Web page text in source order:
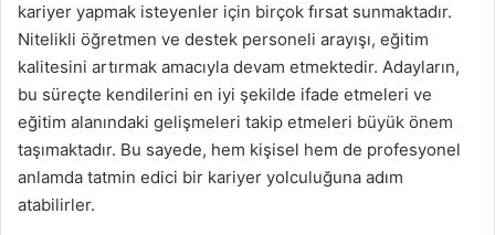
kariyer yapmak isteyenler için birçok fırsat sunmaktadır.
Nitelikli öğretmen ve destek personeli arayışı, eğitim
kalitesini artırmak amacıyla devam etmektedir. Adayların,
bu süreçte kendilerini en iyi şekilde ifade etmeleri ve
eğitim alanındaki gelişmeleri takip etmeleri büyük önem
taşımaktadır. Bu sayede, hem kişisel hem de profesyonel
anlamda tatmin edici bir kariyer yolculuğuna adım
atabilirler.